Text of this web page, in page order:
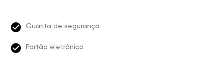
Guarita de segurança
Portão eletrônico